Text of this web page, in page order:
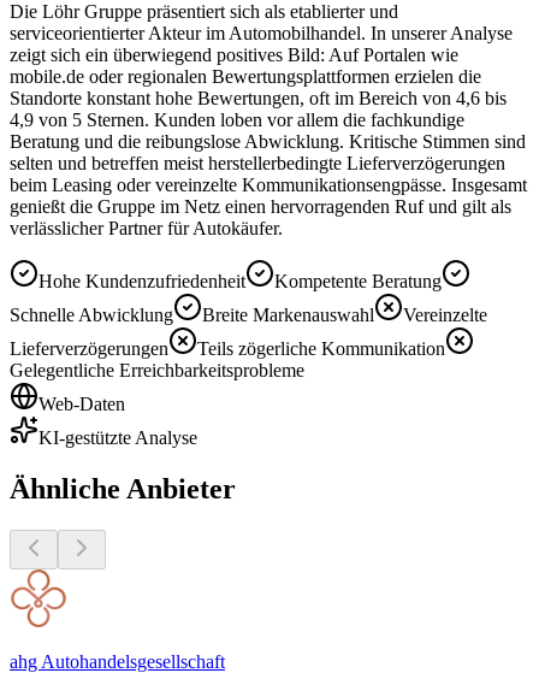
Die Löhr Gruppe präsentiert sich als etablierter und
serviceorientierter Akteur im Automobilhandel. In unserer Analyse
zeigt sich ein überwiegend positives Bild: Auf Portalen wie
mobile.de oder regionalen Bewertungsplattformen erzielen die
Standorte konstant hohe Bewertungen, oft im Bereich von 4,6 bis
4,9 von 5 Sternen. Kunden loben vor allem die fachkundige
Beratung und die reibungslose Abwicklung. Kritische Stimmen sind
selten und betreffen meist herstellerbedingte Lieferverzögerungen
beim Leasing oder vereinzelte Kommunikationsengpässe. Insgesamt
genießt die Gruppe im Netz einen hervorragenden Ruf und gilt als
verlässlicher Partner für Autokäufer.
Hohe Kundenzufriedenheit
Kompetente Beratung
Schnelle Abwicklung
Breite Markenauswahl
Vereinzelte
Lieferverzögerungen
Teils zögerliche Kommunikation
Gelegentliche Erreichbarkeitsprobleme
Web-Daten
KI-gestützte Analyse
Ähnliche Anbieter
ahg Autohandelsgesellschaft